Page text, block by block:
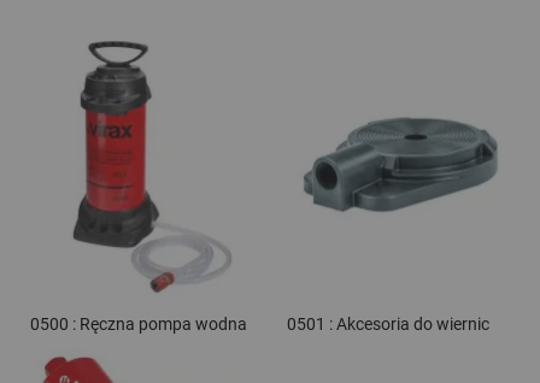
0500 : Ręczna pompa wodna 0501 : Akcesoria do wiernic